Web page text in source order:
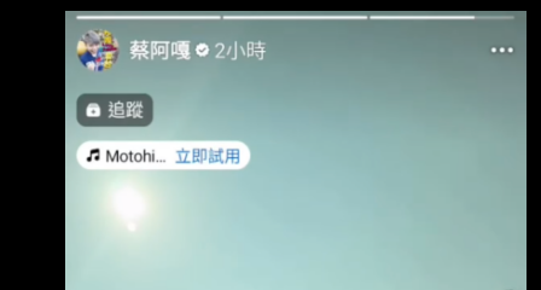
https://i.imgur.com/1e8dgAA.png
https://i.imgur.com/tXkL82N.png 反正數百萬粉
正台灣人很健忘，下個月就沒人討論啦！讚啦！
--